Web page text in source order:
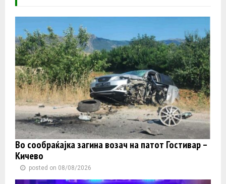
Во сообраќајка загина возач на патот Гостивар –
Кичево
posted on 08/08/2026